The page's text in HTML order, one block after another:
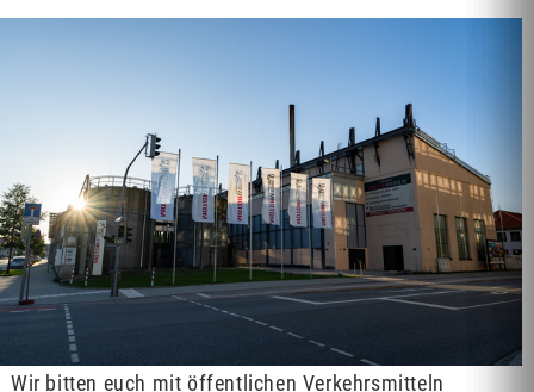
Wir bitten euch mit öffentlichen Verkehrsmitteln